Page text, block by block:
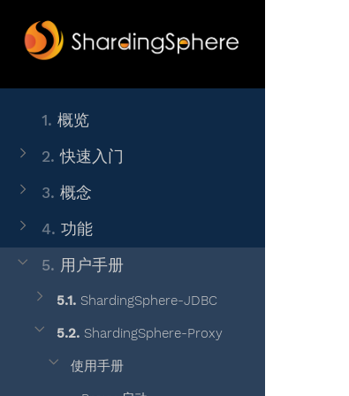
1. 概览
2.快速入门
3. 概念
4. 功能
5. 用户手册
5.1. ShardingSphere-JDBC
5.2. ShardingSphere-Proxy
使用手册